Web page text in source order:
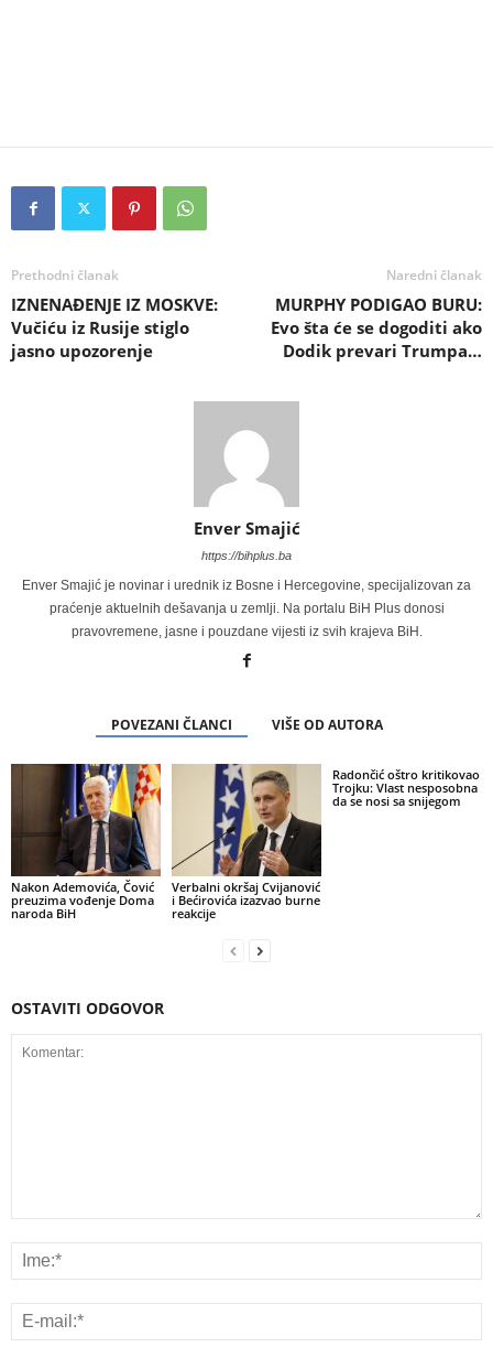
Prethodni članak
IZNENAĐENJE IZ MOSKVE:
Vučiću iz Rusije stiglo
jasno upozorenje
Naredni članak
MURPHY PODIGAO BURU:
Evo šta će se dogoditi ako
Dodik prevari Trumpa…
Enver Smajić
https://bihplus.ba
Enver Smajić je novinar i urednik iz Bosne i Hercegovine, specijalizovan za
praćenje aktuelnih dešavanja u zemlji. Na portalu BiH Plus donosi
pravovremene, jasne i pouzdane vijesti iz svih krajeva BiH.
POVEZANI ČLANCI VIŠE OD AUTORA
Nakon Ademovića, Čović
preuzima vođenje Doma
naroda BiH
Verbalni okršaj Cvijanović
i Bećirovića izazvao burne
reakcije
Radončić oštro kritikovao
Trojku: Vlast nesposobna
da se nosi sa snijegom
OSTAVITI ODGOVOR